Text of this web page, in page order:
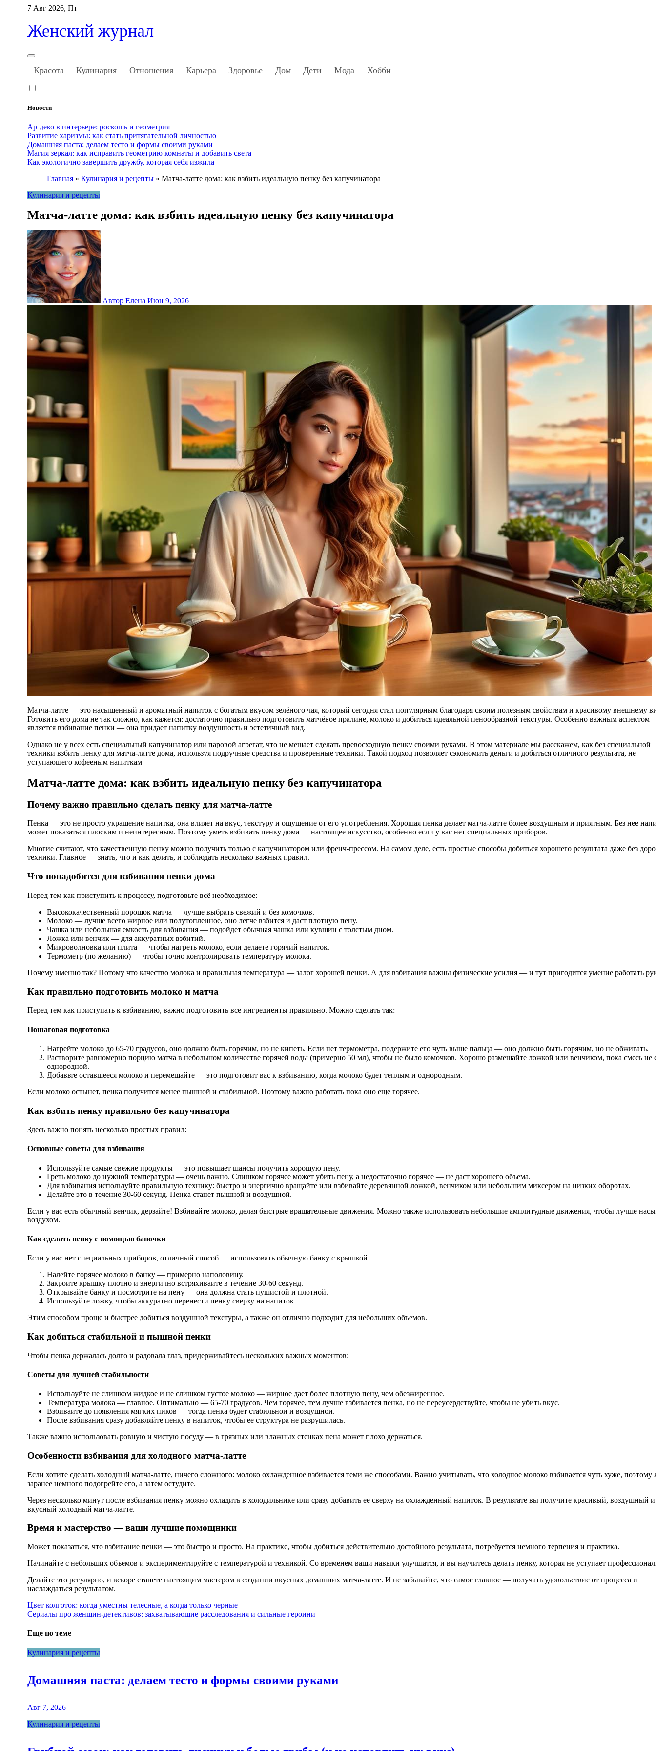
Перейти
содержанию
7 Авг 2026, Пт
Женский журнал
Красота Кулинария Отношения Карьера Здоровье Дом Дети Мода Хобби
Новости
Ар-деко в интерьере: роскошь и геометрия
Развитие харизмы: как стать притягательной личностью
Домашняя паста: делаем тесто и формы своими руками
Магия зеркал: как исправить геометрию комнаты и добавить света
Как экологично завершить дружбу, которая себя изжила
Главная » Кулинария и рецепты » Матча-латте дома: как взбить идеальную пенку без капучинатора
Кулинария и рецепты
Матча-латте дома: как взбить идеальную пенку без капучинатора
Автор Елена Июн 9, 2026
Матча-латте — это насыщенный и ароматный напиток с богатым вкусом зелёного чая, который сегодня стал популярным благодаря своим полезным свойствам и красивому внешнему виду.
Готовить его дома не так сложно, как кажется: достаточно правильно подготовить матчёвое пралине, молоко и добиться идеальной пенообразной текстуры. Особенно важным аспектом
является взбивание пенки — она придает напитку воздушность и эстетичный вид.
Однако не у всех есть специальный капучинатор или паровой агрегат, что не мешает сделать превосходную пенку своими руками. В этом материале мы расскажем, как без специальной
техники взбить пенку для матчa-латте дома, используя подручные средства и проверенные техники. Такой подход позволяет сэкономить деньги и добиться отличного результата, не
уступающего кофееным напиткам.
Матча-латте дома: как взбить идеальную пенку без капучинатора
Почему важно правильно сделать пенку для матча-латте
Пенка — это не просто украшение напитка, она влияет на вкус, текстуру и ощущение от его употребления. Хорошая пенка делает матча-латте более воздушным и приятным. Без нее
может показаться плоским и неинтересным. Поэтому уметь взбивать пенку дома — настоящее искусство, особенно если у вас нет специальных приборов.
Многие считают, что качественную пенку можно получить только с капучинатором или френч-прессом. На самом деле, есть простые способы добиться хорошего результата даже без
техники. Главное — знать, что и как делать, и соблюдать несколько важных правил.
Что понадобится для взбивания пенки дома
Перед тем как приступить к процессу, подготовьте всё необходимое:
Высококачественный порошок матча — лучше выбрать свежий и без комочков.
Молоко — лучше всего жирное или полутопленное, оно легче взбится и даст плотную пену.
Чашка или небольшая емкость для взбивания — подойдет обычная чашка или кувшин с толстым дном.
Ложка или венчик — для аккуратных взбитий.
Микроволновка или плита — чтобы нагреть молоко, если делаете горячий напиток.
Термометр (по желанию) — чтобы точно контролировать температуру молока.
Почему именно так? Потому что качество молока и правильная температура — залог хорошей пенки. А для взбивания важны физические усилия — и тут пригодится умение работать
Как правильно подготовить молоко и матча
Перед тем как приступать к взбиванию, важно подготовить все ингредиенты правильно. Можно сделать так:
Пошаговая подготовка
Нагрейте молоко до 65-70 градусов, оно должно быть горячим, но не кипеть. Если нет термометра, подержите его чуть выше пальца — оно должно быть горячим, но не обжигать.
Растворите равномерно порцию матча в небольшом количестве горячей воды (примерно 50 мл), чтобы не было комочков. Хорошо размешайте ложкой или венчиком, пока смесь не
однородной.
Добавьте оставшееся молоко и перемешайте — это подготовит вас к взбиванию, когда молоко будет теплым и однородным.
Если молоко остынет, пенка получится менее пышной и стабильной. Поэтому важно работать пока оно еще горячее.
Как взбить пенку правильно без капучинатора
Здесь важно понять несколько простых правил:
Основные советы для взбивания
Используйте самые свежие продукты — это повышает шансы получить хорошую пену.
Греть молоко до нужной температуры — очень важно. Слишком горячее может убить пену, а недостаточно горячее — не даст хорошего объема.
Для взбивания используйте правильную технику: быстро и энергично вращайте или взбивайте деревянной ложкой, венчиком или небольшим миксером на низких оборотах.
Делайте это в течение 30-60 секунд. Пенка станет пышной и воздушной.
Если у вас есть обычный венчик, дерзайте! Взбивайте молоко, делая быстрые вращательные движения. Можно также использовать небольшие амплитудные движения, чтобы лучше
воздухом.
Как сделать пенку с помощью баночки
Если у вас нет специальных приборов, отличный способ — использовать обычную банку с крышкой.
Налейте горячее молоко в банку — примерно наполовину.
Закройте крышку плотно и энергично встряхивайте в течение 30-60 секунд.
Открывайте банку и посмотрите на пену — она должна стать пушистой и плотной.
Используйте ложку, чтобы аккуратно перенести пенку сверху на напиток.
Этим способом проще и быстрее добиться воздушной текстуры, а также он отлично подходит для небольших объемов.
Как добиться стабильной и пышной пенки
Чтобы пенка держалась долго и радовала глаз, придерживайтесь нескольких важных моментов:
Советы для лучшей стабильности
Используйте не слишком жидкое и не слишком густое молоко — жирное дает более плотную пену, чем обезжиренное.
Температура молока — главное. Оптимально — 65-70 градусов. Чем горячее, тем лучше взбивается пенка, но не переусердствуйте, чтобы не убить вкус.
Взбивайте до появления мягких пиков — тогда пенка будет стабильной и воздушной.
После взбивания сразу добавляйте пенку в напиток, чтобы ее структура не разрушилась.
Также важно использовать ровную и чистую посуду — в грязных или влажных стенках пена может плохо держаться.
Особенности взбивания для холодного матча-латте
Если хотите сделать холодный матча-латте, ничего сложного: молоко охлажденное взбивается теми же способами. Важно учитывать, что холодное молоко взбивается чуть хуже, поэтому
заранее немного подогрейте его, а затем остудите.
Через несколько минут после взбивания пенку можно охладить в холодильнике или сразу добавить ее сверху на охлажденный напиток. В результате вы получите красивый, воздушный и
вкусный холодный матча-латте.
Время и мастерство — ваши лучшие помощники
Может показаться, что взбивание пенки — это быстро и просто. На практике, чтобы добиться действительно достойного результата, потребуется немного терпения и практика.
Начинайте с небольших объемов и экспериментируйте с температурой и техникой. Со временем ваши навыки улучшатся, и вы научитесь делать пенку, которая не уступает
Делайте это регулярно, и вскоре станете настоящим мастером в создании вкусных домашних матча-латте. И не забывайте, что самое главное — получать удовольствие от процесса и
наслаждаться результатом.
Навигация
по
записям
Цвет колготок: когда уместны телесные, а когда только черные
Сериалы про женщин-детективов: захватывающие расследования и сильные героини
Еще по теме
Кулинария и рецепты
Домашняя паста: делаем тесто и формы своими руками
Авг 7, 2026
Кулинария и рецепты